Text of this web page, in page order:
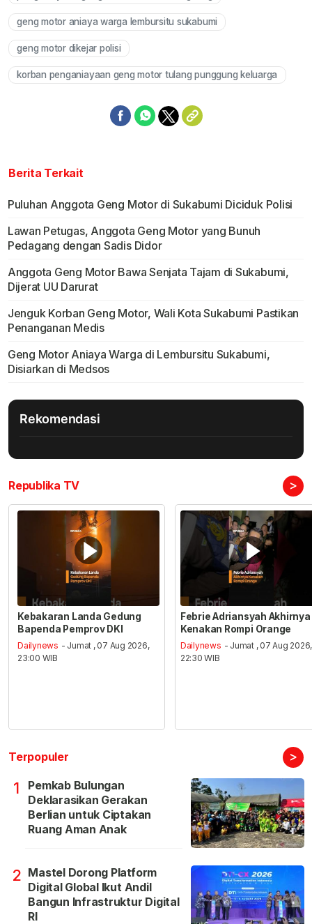
geng motor aniaya warga lembursitu sukabumi
geng motor dikejar polisi
korban penganiayaan geng motor tulang punggung keluarga
Berita Terkait
Puluhan Anggota Geng Motor di Sukabumi Diciduk Polisi
Lawan Petugas, Anggota Geng Motor yang Bunuh
Pedagang dengan Sadis Didor
Anggota Geng Motor Bawa Senjata Tajam di Sukabumi,
Dijerat UU Darurat
Jenguk Korban Geng Motor, Wali Kota Sukabumi Pastikan
Penanganan Medis
Geng Motor Aniaya Warga di Lembursitu Sukabumi,
Disiarkan di Medsos
Rekomendasi
Republika TV >
Kebakaran Landa Gedung
Bapenda Pemprov DKI
Dailynews - Jumat , 07 Aug 2026,
23:00 WIB
Febrie Adriansyah Akhirnya
Kenakan Rompi Orange
Dailynews - Jumat , 07 Aug 2026,
22:30 WIB
Terpopuler >
1
Pemkab Bulungan
Deklarasikan Gerakan
Berlian untuk Ciptakan
Ruang Aman Anak
2 Mastel Dorong Platform
Digital Global Ikut Andil
Bangun Infrastruktur Digital
RI